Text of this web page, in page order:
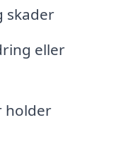
skader
eller
holder